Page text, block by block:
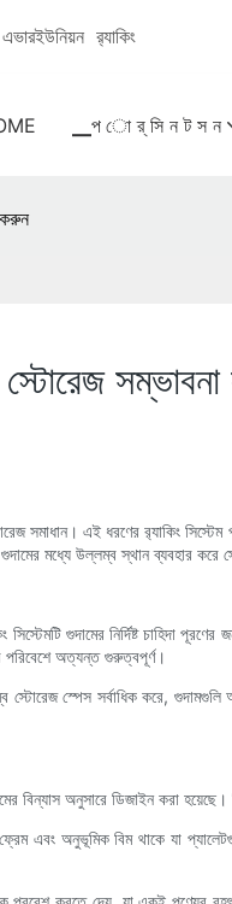
র‍্যাকিং
▁প ো র্ সি ন ট স ন
করুন
স্টোরেজ
সমাধান। এই ধরণের র‍্যাকিং
গুদামের মধ্যে উল্লম্ব স্থান ব্যবহার
গুদামের নির্দিষ্ট চাহিদা
পরিবেশে অত্যন্ত গুরুত্বপূর্ণ।
স্পেস সর্বাধিক করে,
বিন্যাস অনুসারে ডিজাইন করা হয়েছে।
এবং অনুভূমিক বিম থাকে যা